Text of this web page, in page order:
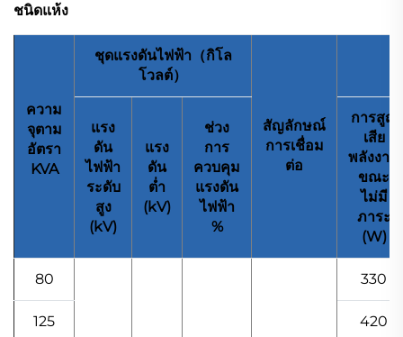
ชนิดแห้ง
ความ
จุตาม
อัตรา
KVA
ชุดแรงดันไฟฟ้า（กิโล
โวลต์）
สัญลักษณ์
การเชื่อม
ต่อ
แรง
ดัน
ไฟฟ้า
ระดับ
สูง
(kV)
แรง
ดัน
ต่ำ
(kV)
ช่วง
การ
ควบคุม
แรงดัน
ไฟฟ้า
%
การสูญ
เสีย
พลังงาน
ขณะ
ไม่มี
ภาระ
(W)
80 330
125 420